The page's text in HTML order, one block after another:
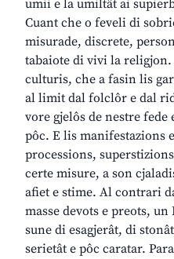
umii e la umiltât ai
Cuant che o feveli di
misurade, discrete,
tabaiote di vivi la
culturis, che a fasin lis
al limit dal folclôr e dal
vore gjelôs de nestre
pôc. E lis manifestazions
processions,
certe misure, a son
afiet e stime. Al contrari
masse devots e preots,
sune di esagjerât, di
serietât e pôc caratar.